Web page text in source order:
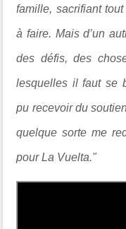
famille, sacrifiant
à faire. Mais d’un
des défis, des
lesquelles il faut se
pu recevoir du
quelque sorte me
pour La Vuelta."